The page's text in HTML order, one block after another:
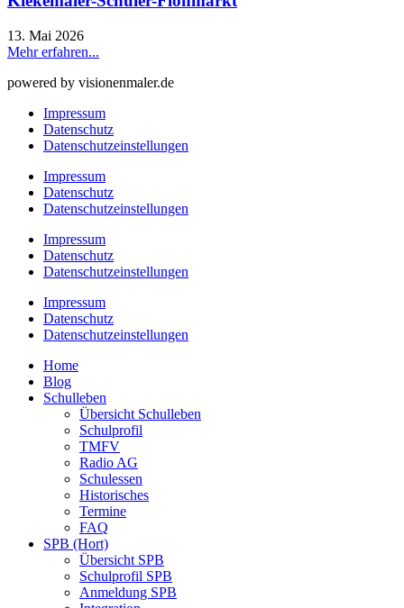
13. Mai 2026
Mehr erfahren...
powered by visionenmaler.de
Impressum
Datenschutz
Datenschutzeinstellungen
Impressum
Datenschutz
Datenschutzeinstellungen
Impressum
Datenschutz
Datenschutzeinstellungen
Impressum
Datenschutz
Datenschutzeinstellungen
Home
Blog
Schulleben
Übersicht Schulleben
Schulprofil
TMFV
Radio AG
Schulessen
Historisches
Termine
FAQ
SPB (Hort)
Übersicht SPB
Schulprofil SPB
Anmeldung SPB